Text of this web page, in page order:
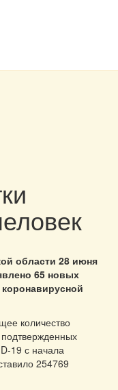
области 28 июня
65 новых
количество
19 с начала
254769